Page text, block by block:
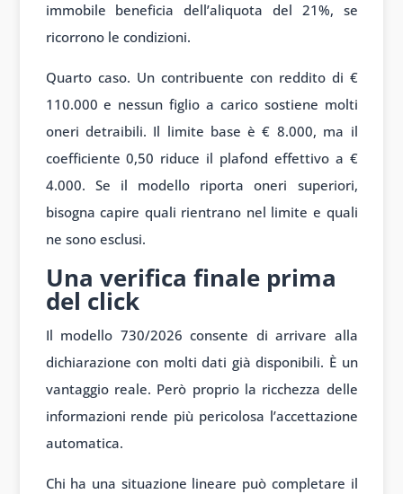
immobile beneficia dell’aliquota del 21%, se
ricorrono le condizioni.
Quarto caso. Un contribuente con reddito di €
110.000 e nessun figlio a carico sostiene molti
oneri detraibili. Il limite base è € 8.000, ma il
coefficiente 0,50 riduce il plafond effettivo a €
4.000. Se il modello riporta oneri superiori,
bisogna capire quali rientrano nel limite e quali
ne sono esclusi.
Una verifica finale prima
del click
Il modello 730/2026 consente di arrivare alla
dichiarazione con molti dati già disponibili. È un
vantaggio reale. Però proprio la ricchezza delle
informazioni rende più pericolosa l’accettazione
automatica.
Chi ha una situazione lineare può completare il